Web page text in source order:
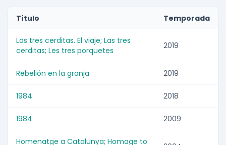
Título Temporada
Las tres cerditas. El viaje; Las tres
cerditas; Les tres porquetes
2019
Rebelión en la granja 2019
1984 2018
1984 2009
Homenatge a Catalunya; Homage to